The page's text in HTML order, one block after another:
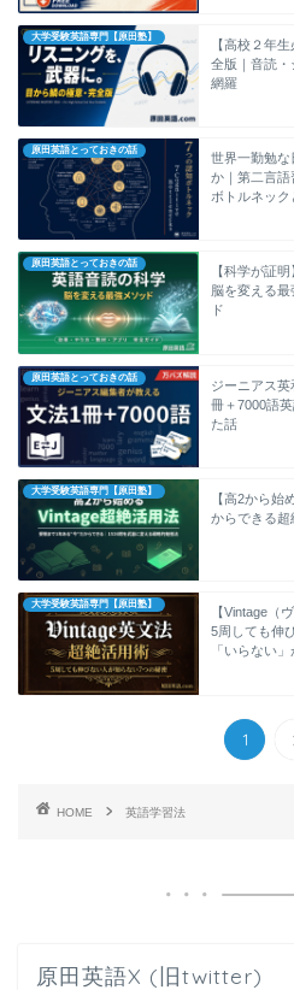
大学受験英語専門【原田塾】
【高校２年
全版｜音読・
網羅
原田英語とっておきの話
世界一勤勉
か｜第二言語
ボトルネック
原田英語とっておきの話
【科学が証
脳を変える
ド
原田英語とっておきの話
ジーニアス
冊＋7000語
た話
大学受験英語専門【原田塾】
【高2から始
からできる超
大学受験英語専門【原田塾】
【Vintage（
5周しても伸
「いらない
1
HOME 英語学習法
原田英語X (旧twitter)